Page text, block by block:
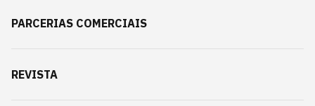
PARCERIAS COMERCIAIS
REVISTA